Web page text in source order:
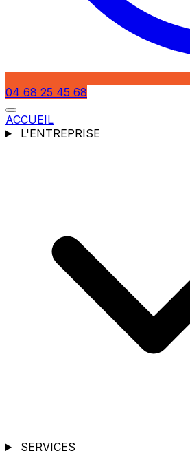
04 68 25 45 68
ACCUEIL
L'ENTREPRISE
SERVICES